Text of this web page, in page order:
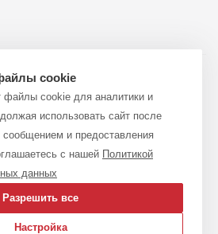
публичной офертой.
информации о наличии и стоимости
пожалуйста, обращайтесь к
специальной формы связи или по
то, что данный интернет-магазин, а
и ценах, предоставленная на нём,
характер и ни при каких
офертой, определяемой
кодекса Российской
cookie
файлы cookie для аналитики и
использовать сайт после
и предоставления
с нашей Политикой
данных
Разрешить все
Настройка